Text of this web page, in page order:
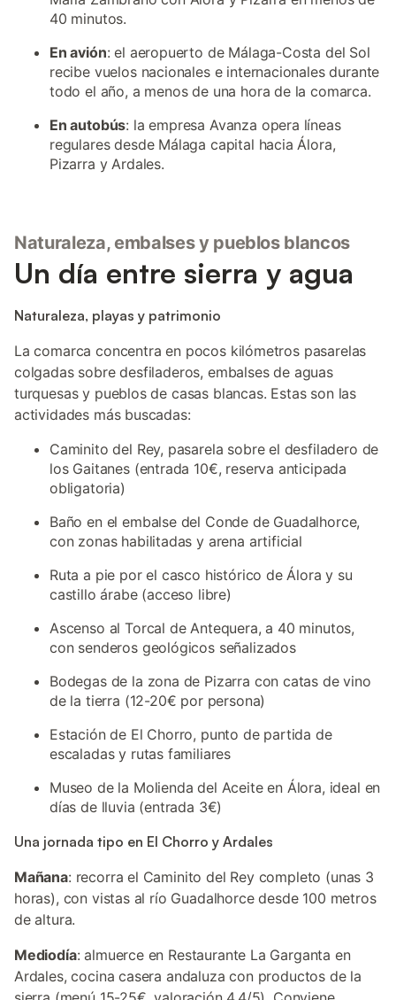
40 minutos.
En avión: el aeropuerto de Málaga-Costa del Sol
recibe vuelos nacionales e internacionales durante
todo el año, a menos de una hora de la comarca.
En autobús: la empresa Avanza opera líneas
regulares desde Málaga capital hacia Álora,
Pizarra y Ardales.
Naturaleza, embalses y pueblos blancos
Un día entre sierra y agua
Naturaleza, playas y patrimonio
La comarca concentra en pocos kilómetros pasarelas
colgadas sobre desfiladeros, embalses de aguas
turquesas y pueblos de casas blancas. Estas son las
actividades más buscadas:
Caminito del Rey, pasarela sobre el desfiladero de
los Gaitanes (entrada 10€, reserva anticipada
obligatoria)
Baño en el embalse del Conde de Guadalhorce,
con zonas habilitadas y arena artificial
Ruta a pie por el casco histórico de Álora y su
castillo árabe (acceso libre)
Ascenso al Torcal de Antequera, a 40 minutos,
con senderos geológicos señalizados
Bodegas de la zona de Pizarra con catas de vino
de la tierra (12-20€ por persona)
Estación de El Chorro, punto de partida de
escaladas y rutas familiares
Museo de la Molienda del Aceite en Álora, ideal en
días de lluvia (entrada 3€)
Una jornada tipo en El Chorro y Ardales
Mañana: recorra el Caminito del Rey completo (unas 3
horas), con vistas al río Guadalhorce desde 100 metros
de altura.
Mediodía: almuerce en Restaurante La Garganta en
Ardales, cocina casera andaluza con productos de la